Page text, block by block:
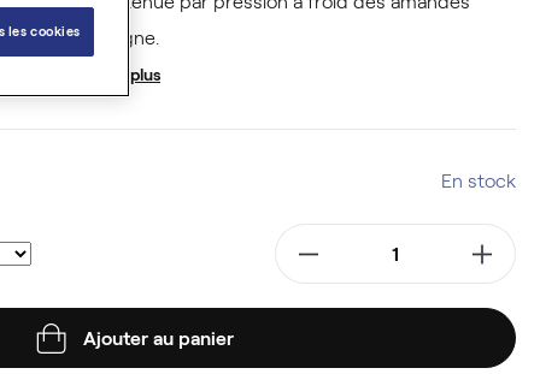
en Espagne.
En savoir plus
En stock
Ajouter au panier
les cookies